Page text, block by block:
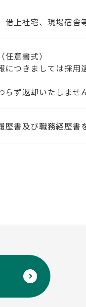
借上社宅、現場宿舎
意書式）
つきましては採用
ず返却いたしませ
書及び職務経歴書